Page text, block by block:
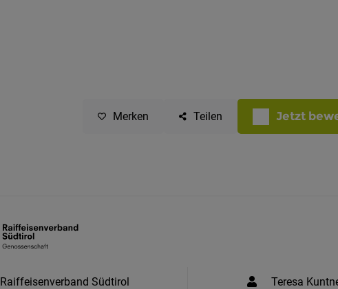
Merken Teilen Jetzt
Raiffeisenverband Südtirol
Teresa